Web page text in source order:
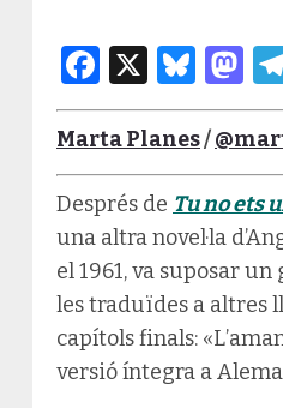
Facebook
X
Marta Planes/
Després de Tu no ets
una altra novel·la
el 1961, va suposar
les traduïdes a altres
capítols finals:
versió íntegra a